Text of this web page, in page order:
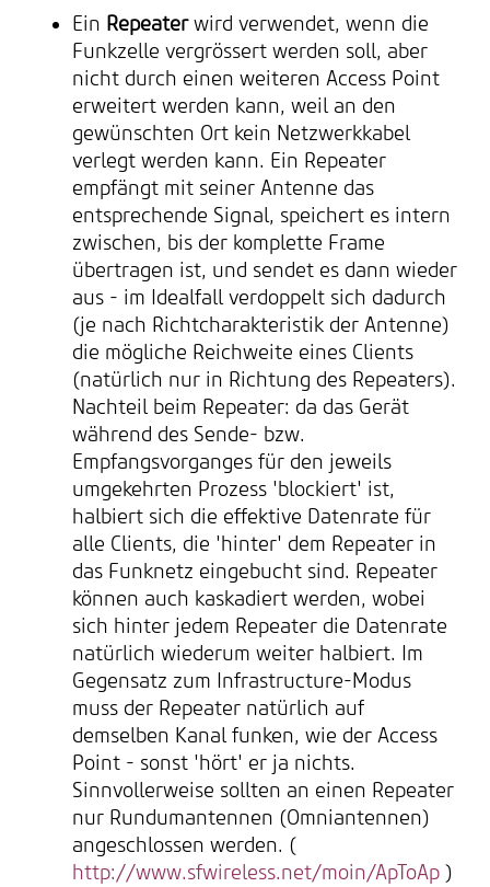
Ein Repeaterwird verwendet, wenn die
Funkzelle vergrössert werden soll, aber
nicht durch einen weiteren Access Point
erweitert werden kann, weil an den
gewünschten Ort kein Netzwerkkabel
verlegt werden kann. Ein Repeater
empfängt mit seiner Antenne das
entsprechende Signal, speichert es intern
zwischen, bis der komplette Frame
übertragen ist, und sendet es dann wieder
aus - im Idealfall verdoppelt sich dadurch
(je nach Richtcharakteristik der Antenne)
die mögliche Reichweite eines Clients
(natürlich nur in Richtung des Repeaters).
Nachteil beim Repeater: da das Gerät
während des Sende- bzw.
Empfangsvorganges für den jeweils
umgekehrten Prozess 'blockiert' ist,
halbiert sich die effektive Datenrate für
alle Clients, die 'hinter' dem Repeater in
das Funknetz eingebucht sind. Repeater
können auch kaskadiert werden, wobei
sich hinter jedem Repeater die Datenrate
natürlich wiederum weiter halbiert. Im
Gegensatz zum Infrastructure-Modus
muss der Repeater natürlich auf
demselben Kanal funken, wie der Access
Point - sonst 'hört' er ja nichts.
Sinnvollerweise sollten an einen Repeater
nur Rundumantennen (Omniantennen)
angeschlossen werden. (
http://www.sfwireless.net/moin/ApToAp )